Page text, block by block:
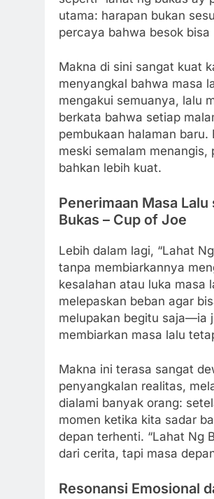
utama: harapan bukan
percaya bahwa besok bisa
Makna di sini sangat kuat
menyangkal bahwa masa
mengakui semuanya, lalu
berkata bahwa setiap
pembukaan halaman
meski semalam
bahkan lebih kuat.
Penerimaan Masa
Bukas – Cup of Joe
Lebih dalam lagi, “Lahat
tanpa membiarkannya
kesalahan atau luka masa
melepaskan beban agar
melupakan begitu saja—ia
membiarkan masa lalu
Makna ini terasa sangat
penyangkalan realitas,
dialami banyak orang:
momen ketika kita sadar
depan terhenti. “Lahat Ng
dari cerita, tapi masa
Resonansi Emosional